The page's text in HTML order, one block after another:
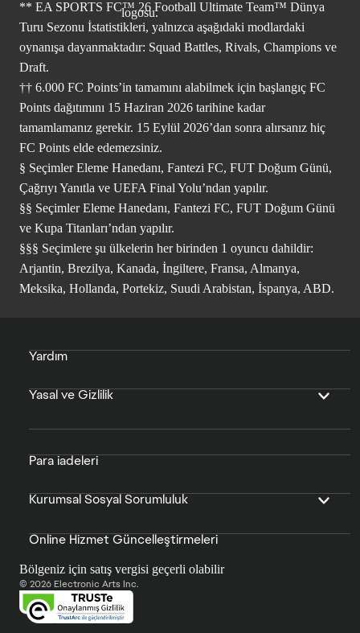
** EA SPORTS FC™ 26 Football Ultimate Team™ Dünya
Turu Sezonu İstatistikleri, yalnızca aşağıdaki modlardaki
oynanışa dayanmaktadır: Squad Battles, Rivals, Champions ve
Draft.
†† 6.000 FC Points’in tamamını alabilmek için başlangıç FC
Points dağıtımını 15 Haziran 2026 tarihine kadar
tamamlamanız gerekir. 15 Eylül 2026’dan sonra alırsanız hiç
FC Points elde edemezsiniz.
§ Seçimler Eleme Hanedanı, Fantezi FC, FUT Doğum Günü,
Çağrıyı Yanıtla ve UEFA Final Yolu’ndan yapılır.
§§ Seçimler Eleme Hanedanı, Fantezi FC, FUT Doğum Günü
ve Kupa Titanları’ndan yapılır.
§§§ Seçimlere şu ülkelerin her birinden 1 oyuncu dahildir:
Arjantin, Brezilya, Kanada, İngiltere, Fransa, Almanya,
Meksika, Hollanda, Portekiz, Suudi Arabistan, İspanya, ABD.
Yardım
Yasal ve Gizlilik
Para iadeleri
Kurumsal Sosyal Sorumluluk
Online Hizmet Güncelleştirmeleri
Bölgeniz için satış vergisi geçerli olabilir
© 2026 Electronic Arts Inc.